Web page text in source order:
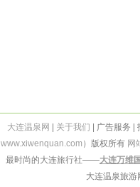
大连温泉网 关于我们 | 广告服务 |
www.xiwenquan.com ）版权所有 网
最时尚的大连旅行社——大连万维
大连温泉旅